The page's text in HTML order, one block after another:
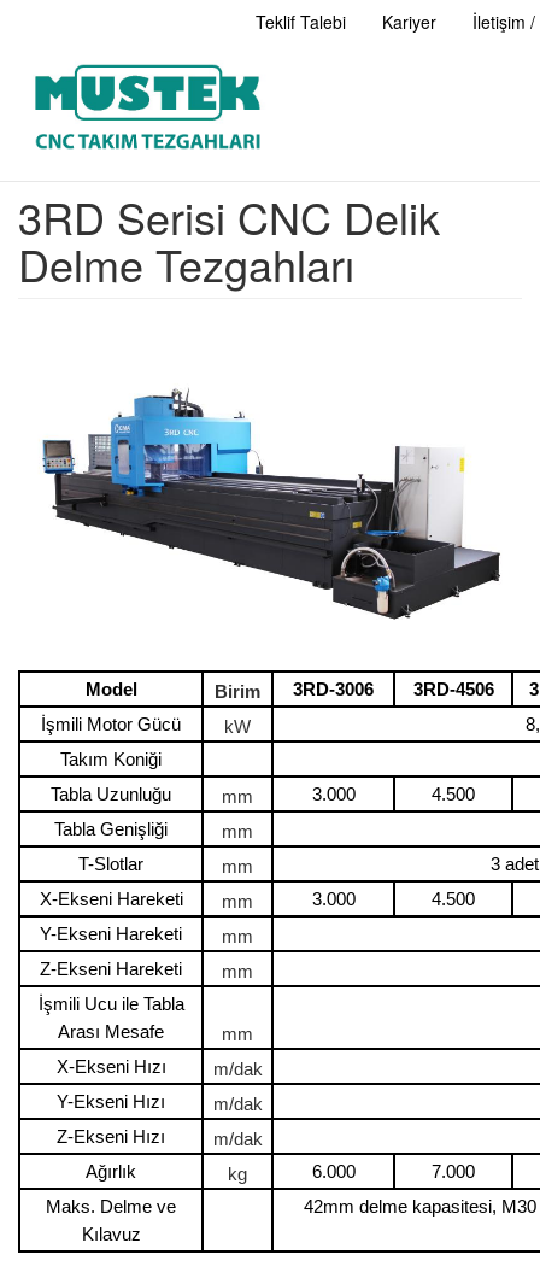
to
main
content
Menu
Teklif Talebi Kariyer İletişim
3RD Serisi CNC Delik
Delme Tezgahları
Model Birim 3RD-3006 3RD-4506
İşmili Motor Gücü
kW
Takım Koniği
Tabla Uzunluğu
mm 3.000
4.500
Tabla Genişliği
mm
T-Slotlar
mm
3
X-Ekseni Hareketi
mm 3.000
4.500
Y-Ekseni Hareketi
mm
Z-Ekseni Hareketi
mm
İşmili Ucu ile Tabla
Arası Mesafe
mm
X-Ekseni Hızı
m/dak
Y-Ekseni Hızı
m/dak
Z-Ekseni Hızı
m/dak
Ağırlık
kg 6.000
7.000
Maks. Delme ve
Kılavuz
42mm delme kapasitesi,